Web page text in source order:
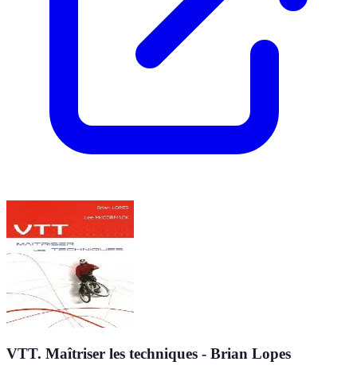
VTT. Maîtriser les techniques - Brian Lopes